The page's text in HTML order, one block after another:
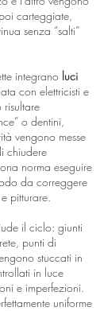
carteggiate,
senza “salti”
integrano luci
con elettricisti e
risultare
o dentini,
vengono messe
chiudere
norma eseguire
da correggere
pitturare.
il ciclo: giunti
punti di
stuccati in
in luce
e imperfezioni.
uniforme